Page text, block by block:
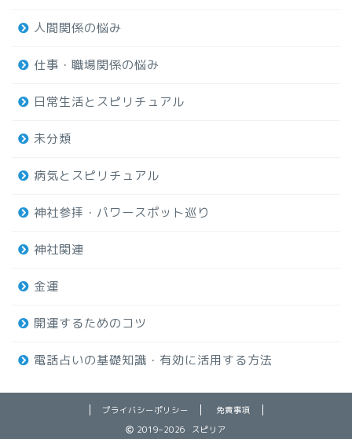
人間関係の悩み
仕事・職場関係の悩み
日常生活とスピリチュアル
未分類
病気とスピリチュアル
神社参拝・パワースポット巡り
神社関連
金運
開運するためのコツ
電話占いの基礎知識・有効に活用する方法
プライバシーポリシー
免責事項
2019–2026 スピリア